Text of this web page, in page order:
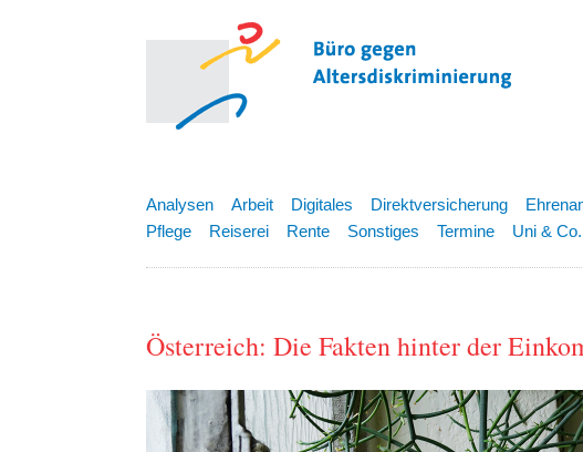
Analysen Arbeit Digitales Direktversicherung
Pflege
Reiserei Rente Sonstiges Termine Uni & Co.
Österreich: Die Fakten hinter der